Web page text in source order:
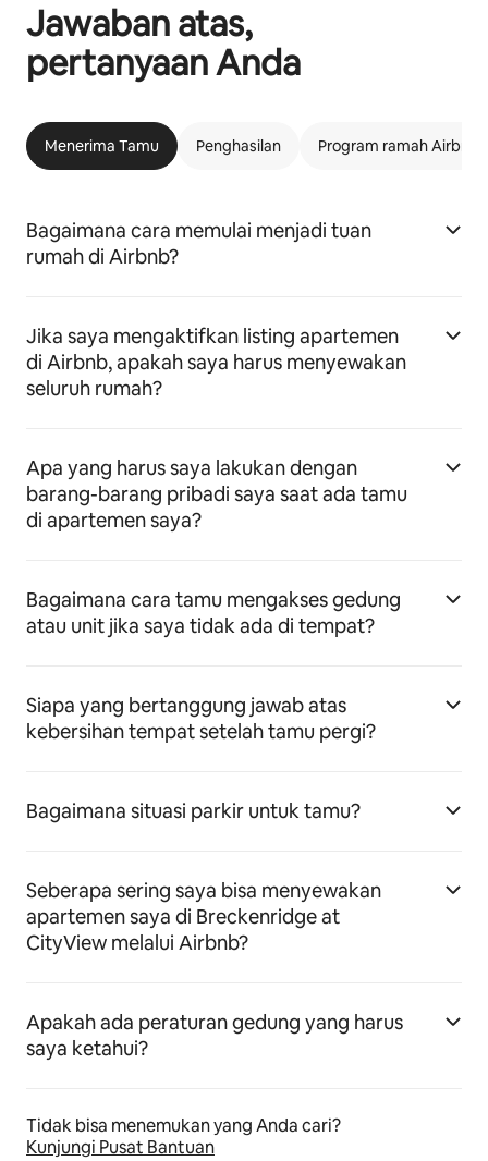
Jawaban atas,
pertanyaan Anda
Menerima Tamu Penghasilan Program ramah Airbnb
Bagaimana cara memulai menjadi tuan
rumah di Airbnb?
Jika saya mengaktifkan listing apartemen
di Airbnb, apakah saya harus menyewakan
seluruh rumah?
Apa yang harus saya lakukan dengan
barang-barang pribadi saya saat ada tamu
di apartemen saya?
Bagaimana cara tamu mengakses gedung
atau unit jika saya tidak ada di tempat?
Siapa yang bertanggung jawab atas
kebersihan tempat setelah tamu pergi?
Bagaimana situasi parkir untuk tamu?
Seberapa sering saya bisa menyewakan
apartemen saya di Breckenridge at
CityView melalui Airbnb?
Apakah ada peraturan gedung yang harus
saya ketahui?
Tidak bisa menemukan yang Anda cari?
Kunjungi Pusat Bantuan